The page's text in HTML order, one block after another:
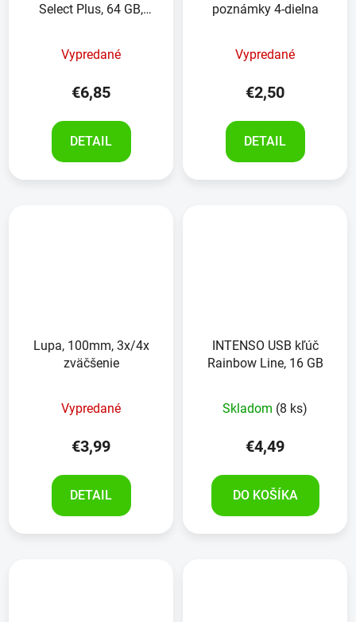
Select Plus, 64 GB,
Vypredané
€6,85
DETAIL
poznámky 4-dielna
Vypredané
€2,50
DETAIL
Lupa, 100mm, 3x/4x
zväčšenie
Vypredané
€3,99
DETAIL
INTENSO USB kľúč
Rainbow Line, 16 GB
Skladom (8 ks)
€4,49
DO KOŠÍKA